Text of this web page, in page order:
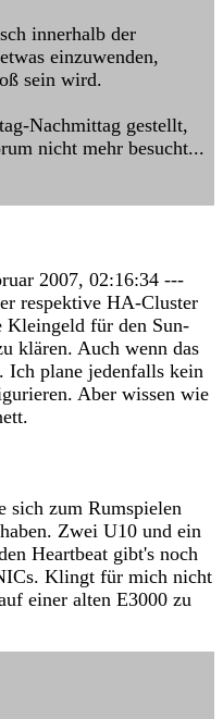
innerhalb der
einzuwenden,
sein wird.
Nachmittag gestellt,
nicht mehr besucht...
2007, 02:16:34 ---
respektive HA-Cluster
Kleingeld für den Sun-
klären. Auch wenn das
plane jedenfalls kein
Aber wissen wie
sich zum Rumspielen
Zwei U10 und ein
Heartbeat gibt's noch
Klingt für mich nicht
einer alten E3000 zu